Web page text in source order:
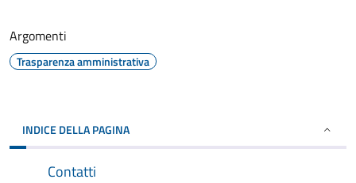
Argomenti
Trasparenza amministrativa
INDICE DELLA PAGINA
Contatti